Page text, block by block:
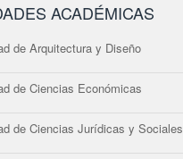
ACADÉMICAS
de Arquitectura y Diseño
de Ciencias Económicas
de Ciencias Jurídicas y Sociales